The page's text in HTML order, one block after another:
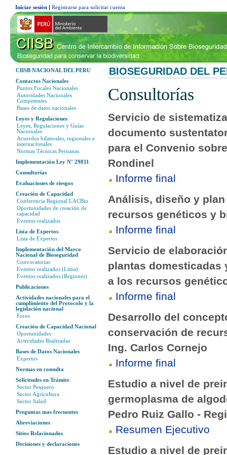
Iniciar sesión | Registrarse para solicitar cuenta
CIISB NACIONAL DEL PERU
Contactos Nacionales
Puntos Focales Nacionales
Autoridades Nacionales
Competentes
Bases de datos nacionales
Leyes y Regulaciones
Leyes, Regulaciones y Guías
Nacionales
Acuerdos bilaterales, regionales e
internacionales
Normas Técnicas Peruanas
Implementación Ley N° 29811
Consultorías
Evaluaciones de riesgos
Creación de Capacidad
Conferencia Regional LACBio
Oportunidades de creación de
capacidad
Eventos realizados
Lista de Expertos
Lista de Expertos
Implementación del Marco
Nacional de Bioseguridad
Convocatorias
Eventos realizados (Lima)
Eventos realizados (Regiones)
Publicaciones
Actividades nacionales para el
cumplimiento del Protocolo y la
legislación nacional
Foros
Creación de Capacidad Nacional
Oportunidades
Actividades Realizadas
Bases de Datos Nacionales
Expertos
Normas en consulta
Solicitudes en Trámite
Sector Pesquero
Sector Agricultura
Sector Salud
Preguntas mas frecuentes
Abreviaciones
Sitios Relacionados
Decisiones y declaraciones
BIOSEGURIDAD DEL
Consultorías
Servicio de
documento
para el Convenio
Rondinel
Informe final
Análisis, diseño y
recursos genéticos y
Informe final
Servicio de
plantas domesticadas
a los recursos
Informe final
Desarrollo del
conservación de
Ing. Carlos Cornejo
Informe final
Estudio a nivel de
germoplasma de
Pedro Ruiz Gallo -
Resumen Ejecutivo
Estudio a nivel de